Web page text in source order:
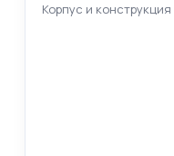
Корпус и конструкция